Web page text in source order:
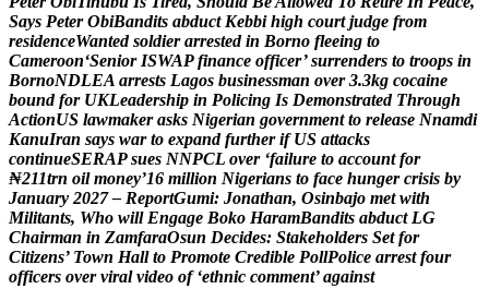
Says Peter ObiBandits abduct Kebbi high court judge from
residenceWanted soldier arrested in Borno fleeing to
Cameroon‘Senior ISWAP finance officer’ surrenders to troops in
BornoNDLEA arrests Lagos businessman over 3.3kg cocaine
bound for UKLeadership in Policing Is Demonstrated Through
ActionUS lawmaker asks Nigerian government to release Nnamdi
KanuIran says war to expand further if US attacks
continueSERAP sues NNPCL over ‘failure to account for
₦211trn oil money’16 million Nigerians to face hunger crisis by
January 2027 – ReportGumi: Jonathan, Osinbajo met with
Militants, Who will Engage Boko HaramBandits abduct LG
Chairman in ZamfaraOsun Decides: Stakeholders Set for
Citizens’ Town Hall to Promote Credible PollPolice arrest four
officers over viral video of ‘ethnic comment’ against